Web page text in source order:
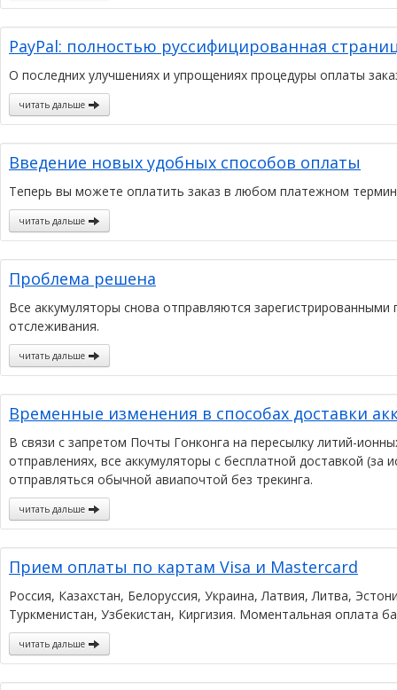
PayPal: полностью руссифицированная
О последних улучшениях и упрощениях процедуры оплаты
читать дальше
Введение новых удобных способов оплаты
Теперь вы можете оплатить заказ в любом платежном
читать дальше
Проблема решена
Все аккумуляторы снова отправляются
отслеживания.
читать дальше
Временные изменения в способах доставки
В связи с запретом Почты Гонконга на пересылку литий-
отправлениях, все аккумуляторы с бесплатной доставкой
отправляться обычной авиапочтой без трекинга.
читать дальше
Прием оплаты по картам Visa и Mastercard
Россия, Казахстан, Белоруссия, Украина, Латвия, Литва,
Туркменистан, Узбекистан, Киргизия. Моментальная оплата
читать дальше